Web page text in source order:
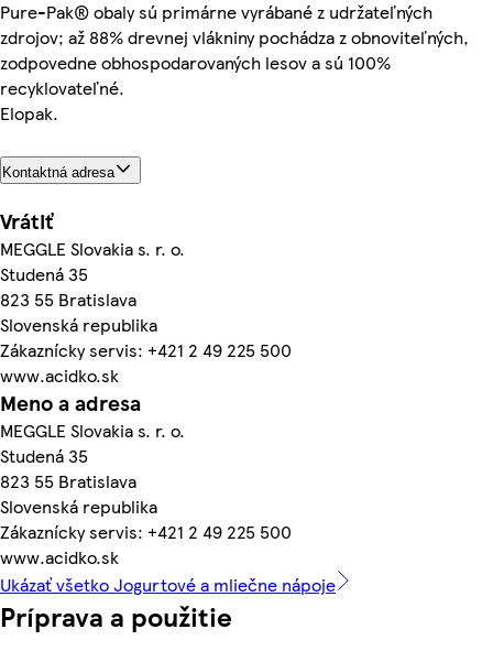
Pure-Pak® obaly sú primárne vyrábané z udržateľných
zdrojov; až 88% drevnej vlákniny pochádza z obnoviteľných,
zodpovedne obhospodarovaných lesov a sú 100%
recyklovateľné.
Elopak.
Kontaktná adresa
Vrátiť
MEGGLE Slovakia s. r. o.
Studená 35
823 55 Bratislava
Slovenská republika
Zákaznícky servis: +421 2 49 225 500
www.acidko.sk
Meno a adresa
MEGGLE Slovakia s. r. o.
Studená 35
823 55 Bratislava
Slovenská republika
Zákaznícky servis: +421 2 49 225 500
www.acidko.sk
Ukázať všetko Jogurtové a mliečne nápoje
Príprava a použitie